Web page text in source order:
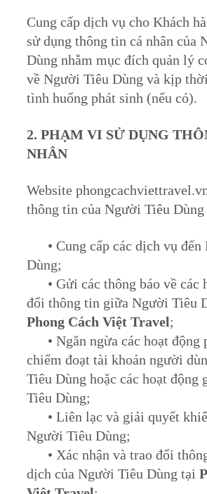
Cung cấp dịch vụ cho Khách
sử dụng thông tin cá nhân của
Dùng nhằm mục đích quản lý
về Người Tiêu Dùng và kịp
tình huống phát sinh (nếu có).
2. PHẠM VI SỬ DỤNG
NHÂN
Website
thông tin của Người Tiêu Dùng
• Cung cấp các dịch vụ đến
Dùng;
• Gửi các thông báo về các
đổi thông tin giữa Người Tiêu
Phong Cách Việt Travel;
• Ngăn ngừa các hoạt động
chiếm đoạt tài khoản người
Tiêu Dùng hoặc các hoạt động
Tiêu Dùng;
• Liên lạc và giải quyết
Người Tiêu Dùng;
• Xác nhận và trao đổi
dịch của Người Tiêu Dùng tại